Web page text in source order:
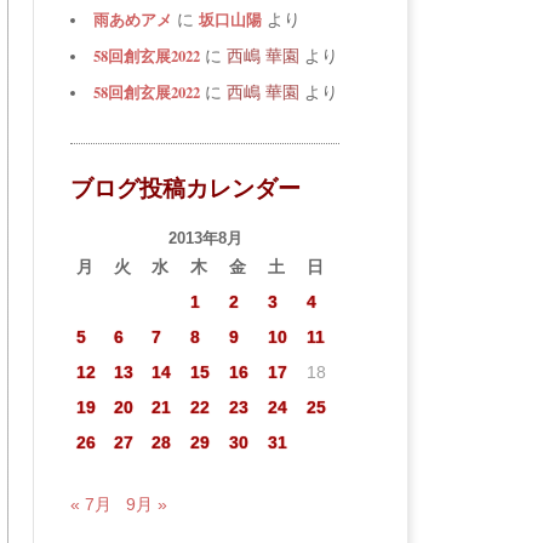
雨あめアメ に 坂口山陽 より
58回創玄展2022 に 西嶋 華園 より
58回創玄展2022 に 西嶋 華園 より
ブログ投稿カレンダー
2013年8月
月 火 水 木 金 土
日
1
2 3
4
5
6 7 8 9 10
11
12
13 14 15 16 17
18
19
20 21 22 23 24
25
26
27 28 29 30 31
« 7月 9月 »